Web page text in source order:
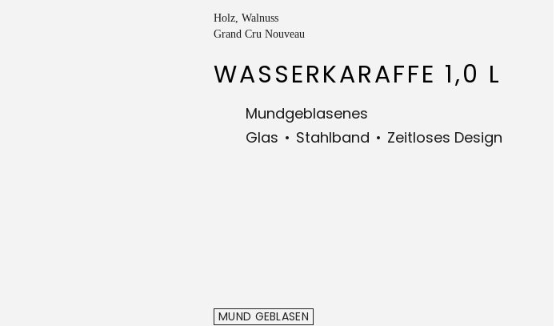
Holz, Walnuss
Grand Cru Nouveau
WASSERKARAFFE 1,0 L
Mundgeblasenes
Glas
Stahlband Zeitloses Design
MUND GEBLASEN